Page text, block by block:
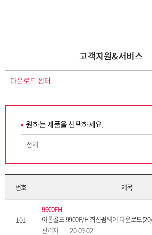
고객지원&서비스
원하는 제품을 선택하세요.
번호 제목
101
9900FH
아톰골드 9900F/H 최신펌웨어 다운로드
관리자 20-09-02